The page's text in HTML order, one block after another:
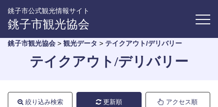
銚子市公式観光情報サイト
銚子市観光協会
銚子市観光協会 > 観光データ > テイクアウト/デリバリー
テイクアウト/デリバリー
絞り込み検索 更新順 アクセス順